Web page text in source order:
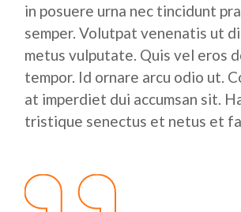
in posuere urna nec tincidunt
semper. Volutpat venenatis ut
metus vulputate. Quis vel eros
tempor. Id ornare arcu odio ut.
at imperdiet dui accumsan sit.
tristique senectus et netus et